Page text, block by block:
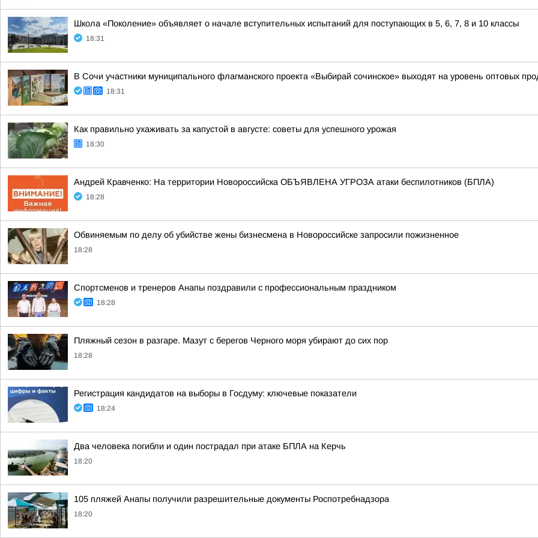
Школа «Поколение» объявляет о начале вступительных испытаний для поступающих в 5, 6, 7, 8 и 10 классы
18:31
В Сочи участники муниципального флагманского проекта «Выбирай сочинское» выходят на уровень оптовых
18:31
Как правильно ухаживать за капустой в августе: советы для успешного урожая
18:30
Андрей Кравченко: На территории Новороссийска ОБЪЯВЛЕНА УГРОЗА атаки беспилотников (БПЛА)
18:28
Обвиняемым по делу об убийстве жены бизнесмена в Новороссийске запросили пожизненное
18:28
Спортсменов и тренеров Анапы поздравили с профессиональным праздником
18:28
Пляжный сезон в разгаре. Мазут с берегов Черного моря убирают до сих пор
18:28
Регистрация кандидатов на выборы в Госдуму: ключевые показатели
18:24
Два человека погибли и один пострадал при атаке БПЛА на Керчь
18:20
105 пляжей Анапы получили разрешительные документы Роспотребнадзора
18:20